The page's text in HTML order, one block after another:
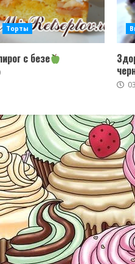
Торты
с безе